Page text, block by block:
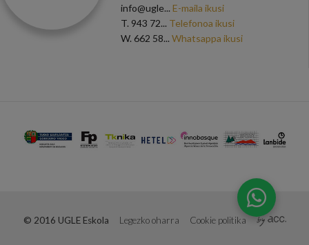
info@ugle... E-maila ikusi
T. 943 72... Telefonoa ikusi
W. 662 58... Whatsappa ikusi
© 2016 UGLE Eskola Legezko oharra Cookie politika